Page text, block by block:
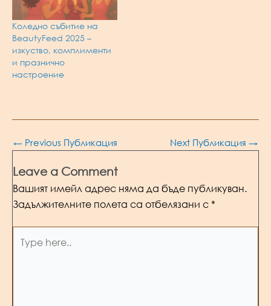
Коледно събитие на
BeautyFeed 2025 –
изкуство, комплименти
и празнично
настроение
Post
← Previous Публикация Next Публикация →
Leave a Comment
Вашият имейл адрес няма да бъде публикуван.
Задължителните полета са отбелязани с *
here..